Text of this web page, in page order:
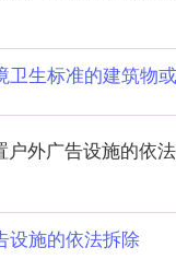
生标准的建筑物
户外广告设施的依
设施的依法拆除